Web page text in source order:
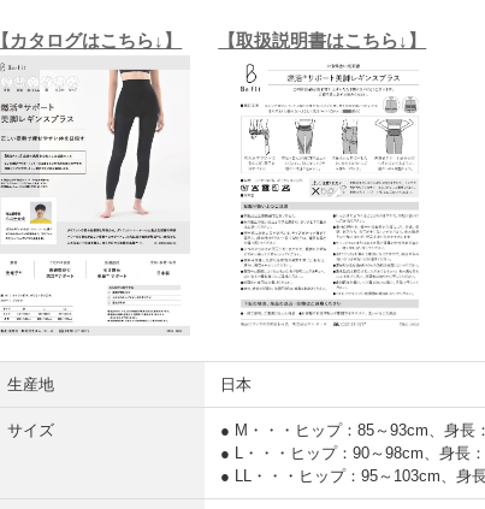
【カタログはこちら↓】 【取扱説明書はこちら↓】
生産地 日本
サイズ
● M・・・ヒップ：85～93cm、身長
● L・・・ヒップ：90～98cm、身長
● LL・・・ヒップ：95～103cm、身